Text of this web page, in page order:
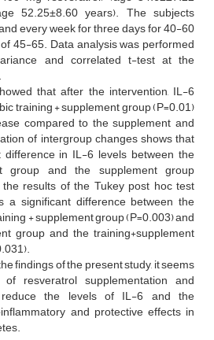
52.25±8.60 years). The subjects
every week for three days for 40-60
45-65. Data analysis was performed
and correlated t-test at the
that after the intervention, IL-6
training + supplement group (P=0.01)
compared to the supplement and
of intergroup changes shows that
in IL-6 levels between the
group and the supplement group
the results of the Tukey post hoc test
a significant difference between the
+ supplement group (P=0.003) and
group and the training+supplement
findings of the present study, it seems
resveratrol supplementation and
the levels of IL-6 and the
and protective effects in